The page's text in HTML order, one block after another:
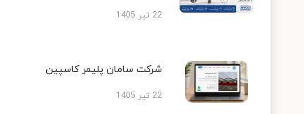
22 تیر 1405
شرکت سامان پلیمر کاسپین
22 تیر 1405